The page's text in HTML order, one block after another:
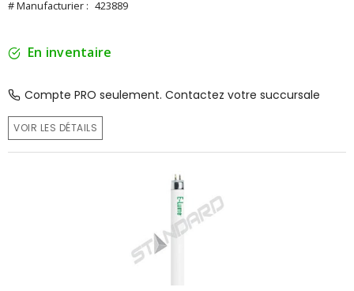
# Manufacturier : 423889
En inventaire
Compte PRO seulement. Contactez votre succursale
VOIR LES DÉTAILS